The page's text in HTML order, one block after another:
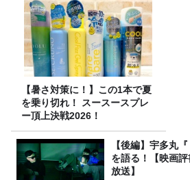
【暑さ対策に！】この1本で夏
を乗り切れ！ スースースプレ
ー頂上決戦2026！
【後編】宇多丸
を語る！【映画
放送】